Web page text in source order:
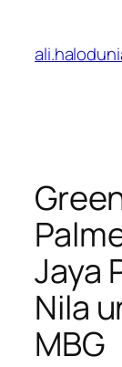
konten
Jaya
Nila
MBG